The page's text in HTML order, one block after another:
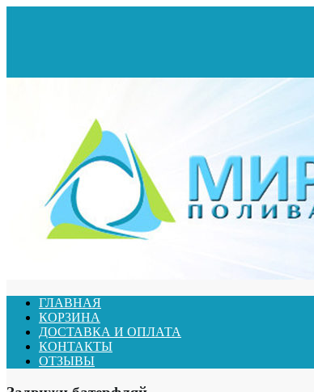
ГЛАВНАЯ
КОРЗИНА
ДОСТАВКА И ОПЛАТА
КОНТАКТЫ
ОТЗЫВЫ